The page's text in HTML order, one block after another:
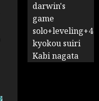
darwin's
game
solo+leveling+4
kyokou suiri
Kabi nagata